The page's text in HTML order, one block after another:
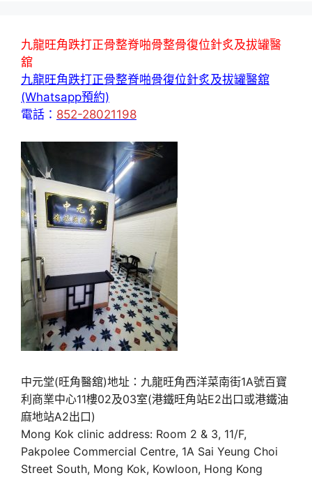
九龍旺角跌打正骨整脊啪骨整骨復位針炙及拔罐醫
舘
九龍旺角跌打正骨整脊啪骨復位針炙及拔罐醫舘
(Whatsapp預約)
電話： 852-28021198
中元堂(旺角醫舘)地址：九龍旺角西洋菜南街1A號百寶
利商業中心11樓02及03室(港鐵旺角站E2出口或港鐵油
麻地站A2出口)
Mong Kok clinic address: Room 2 & 3, 11/F,
Pakpolee Commercial Centre, 1A Sai Yeung Choi
Street South, Mong Kok, Kowloon, Hong Kong